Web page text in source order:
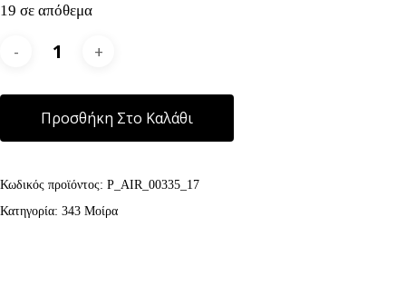
19 σε απόθεμα
Προσθήκη Στο Καλάθι
Κωδικός προϊόντος: P_AIR_00335_17
Κατηγορία: 343 Μοίρα